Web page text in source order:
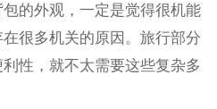
的外观，一定是觉得很机能
很多机关的原因。旅行部分
性，就不太需要这些复杂多